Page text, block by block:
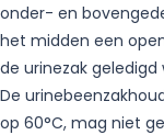
onder- en
het midden een
de urinezak
De
op 60°C, mag niet